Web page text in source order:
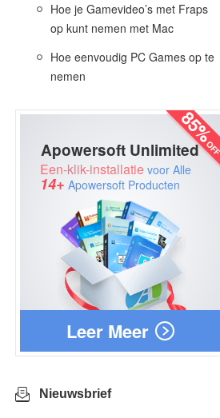
Hoe je Gamevideo’s met Fraps
op kunt nemen met Mac
Hoe eenvoudig PC Games op te
nemen
Leer Meer
Apowersoft Unlimited
Een-klik-installatie voor Alle
14+ Apowersoft Producten
Nieuwsbrief